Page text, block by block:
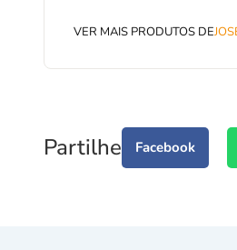
VER MAIS PRODUTOS DE
Partilhe Facebook